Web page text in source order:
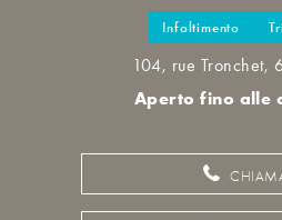
Infoltimento
104, rue Tronchet,
Aperto fino alle